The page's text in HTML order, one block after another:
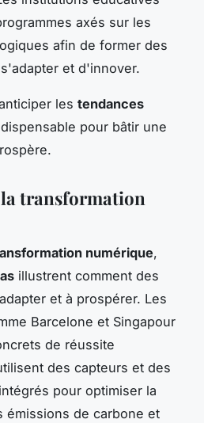
axés sur les
afin de former des
et d'innover.
les tendances
pour bâtir une
la transformation
numérique,
illustrent comment des
et à prospérer. Les
Barcelone et Singapour
de réussite
des capteurs et des
pour optimiser la
émissions de carbone et